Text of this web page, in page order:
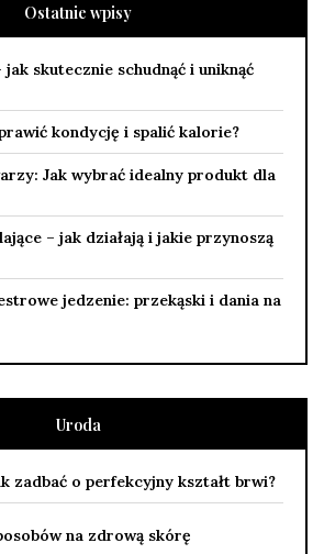
Ostatnie wpisy
skutecznie schudnąć i uniknąć
kondycję i spalić kalorie?
Jak wybrać idealny produkt dla
– jak działają i jakie przynoszą
jedzenie: przekąski i dania na
Uroda
zadbać o perfekcyjny kształt brwi?
na zdrową skórę